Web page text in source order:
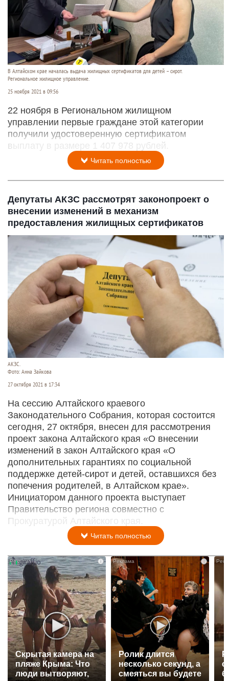
В Алтайском крае началась выдача жилищных сертификатов для детей – сирот.
Региональное жилищное управление.
25 ноября 2021 в 09:56
22 ноября в Региональном жилищном
управлении первые граждане этой категории
получили удостоверенную сертификатом
выплату в размере 1 407 978 рублей.
Читать полностью
Депутаты АКЗС рассмотрят законопроект о
внесении изменений в механизм
предоставления жилищных сертификатов
АКЗС.
Фото: Анна Зайкова
27 октября 2021 в 17:34
На сессию Алтайского краевого
Законодательного Собрания, которая состоится
сегодня, 27 октября, внесен для рассмотрения
проект закона Алтайского края «О внесении
изменений в закон Алтайского края «О
дополнительных гарантиях по социальной
поддержке детей-сирот и детей, оставшихся без
попечения родителей, в Алтайском крае».
Инициатором данного проекта выступает
Правительство региона совместно с
Прокуратурой Алтайского края.
Читать полностью
i
Скрытая камера на
пляже Крыма: Что
люди вытворяют,
Ролик длится
несколько секунд, а
смеяться вы будете